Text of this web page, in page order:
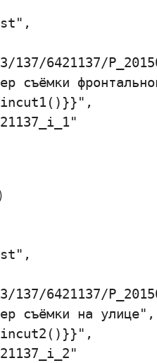
137/6421137/
съёмки
137/6421137/
съёмки на улице",